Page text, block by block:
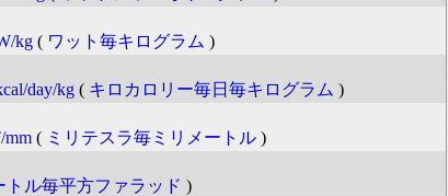
kg ( ワット毎キログラム )
day/kg ( キロカロリー毎日毎キログラム )
mm ( ミリテスラ毎ミリメートル )
トル毎平方ファラッド )